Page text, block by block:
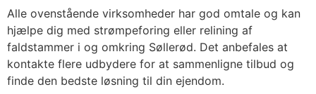
Alle ovenstående virksomheder har god omtale og kan
hjælpe dig med strømpeforing eller relining af
faldstammer i og omkring Søllerød. Det anbefales at
kontakte flere udbydere for at sammenligne tilbud og
finde den bedste løsning til din ejendom.